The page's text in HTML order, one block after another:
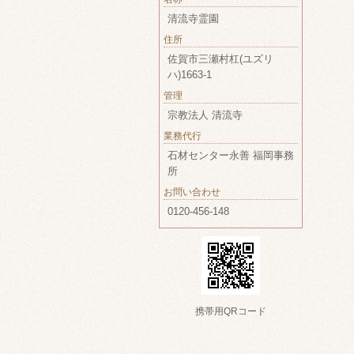
清流寺霊園
住所
佐賀市三瀬村杠(ユズリ
ハ)1663-1
管理
宗教法人 清流寺
業務代行
石材センター永善 福岡事務
所
お問い合わせ
0120-456-148
携帯用QRコード